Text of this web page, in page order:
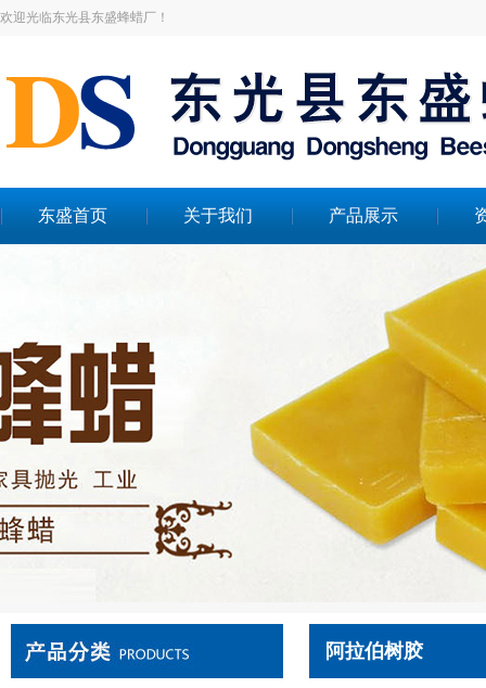
欢迎光临东光县东盛蜂蜡厂！
东盛首页 关于我们 产品展示
阿拉伯树胶